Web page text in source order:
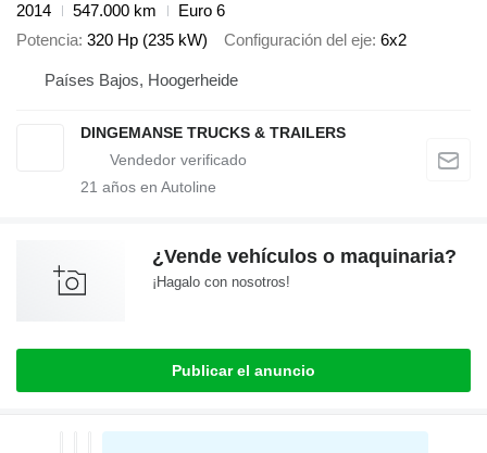
2014
547.000 km
Euro 6
Potencia 320 Hp (235 kW) Configuración del eje 6x2
Países Bajos, Hoogerheide
DINGEMANSE TRUCKS & TRAILERS
21 años en Autoline
¿Vende vehículos o maquinaria?
¡Hagalo con nosotros!
Publicar el anuncio